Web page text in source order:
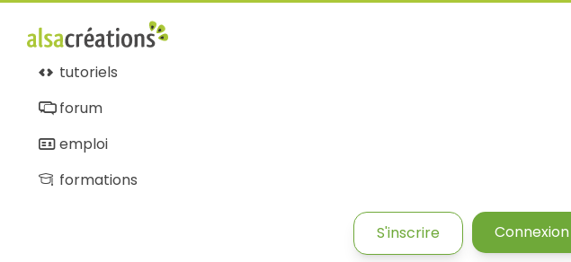
tutoriels
forum
emploi
formations
S'inscrire Connexion